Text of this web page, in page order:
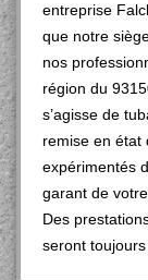
entreprise
que notre
nos
région du
s’agisse de
remise en état
expérimentés
garant de
Des
seront